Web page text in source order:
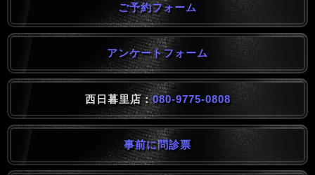
ご予約フォーム
アンケートフォーム
西日暮里店：080-9775-0808
事前に問診票